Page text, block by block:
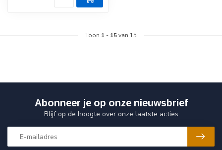
Toon 1 - 15van 15
Abonneer je op onze nieuwsbrief
Blijf op de hoogte over onze laatste acties